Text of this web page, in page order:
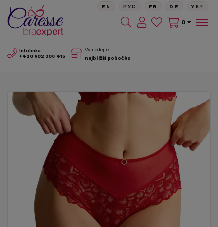
Infolinka
+420 602 300 415
Vyhledejte
nejbližší pobočku
EN РУС FR DE YКР
0